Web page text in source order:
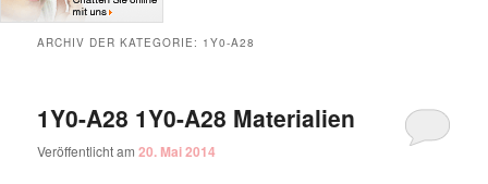
ARCHIV DER KATEGORIE: 1Y0-A28
1Y0-A28 1Y0-A28 Materialien
Veröffentlicht am20. Mai 2014